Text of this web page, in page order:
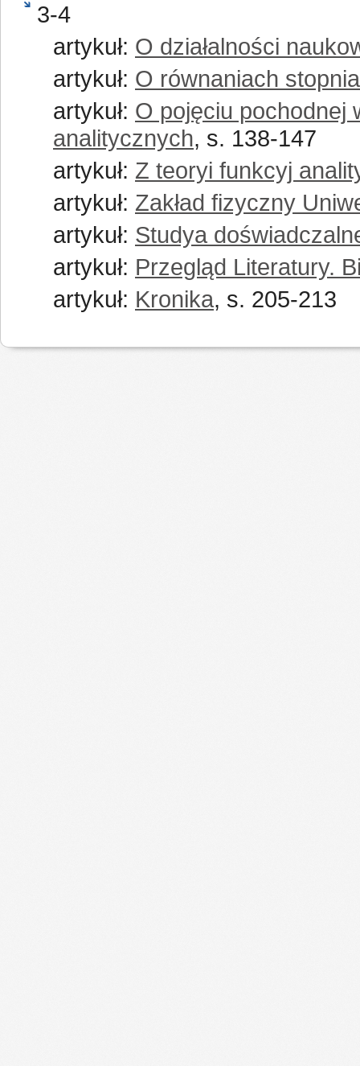
3-4
artykuł: O działalności
artykuł: O równaniach
artykuł: O pojęciu pochodnej
analitycznych, s. 138-147
artykuł: Z teoryi funkcyj
artykuł: Zakład fizyczny
artykuł: Studya
artykuł: Przegląd Literatury.
artykuł: Kronika, s. 205-213